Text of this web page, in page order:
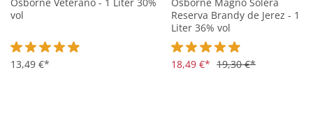
vol
Durchschnittliche Bewertung von 4.9 von 5 Sternen
13,49 €*
Reserva Brandy de Jerez - 1
Liter 36% vol
Durchschnittliche
18,49 €* 19,30 €*